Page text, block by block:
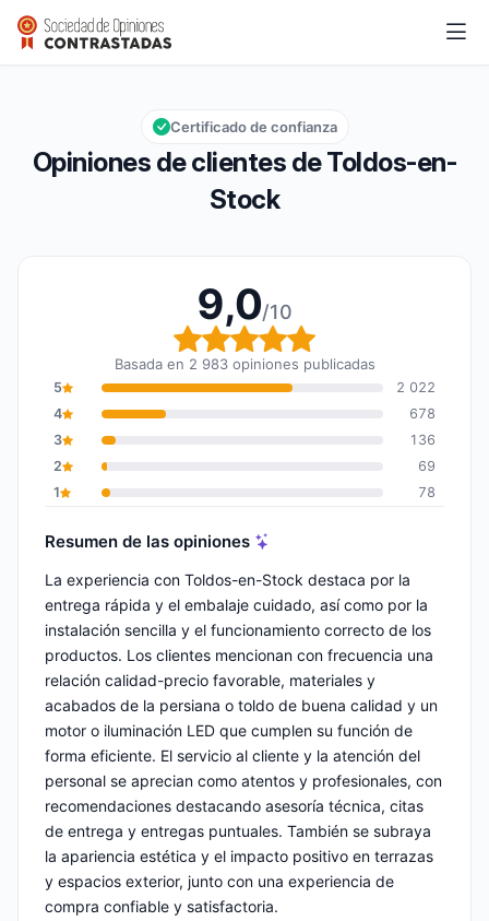
Toldos-en-Stock
Calificación global: 9,0 de 10
9,0/10
Opiniones de clientes de Toldos-en-
Stock
Certificado de confianza
9,0/10
Calificación global: 9,0
Basada en 2 983 opiniones publicadas
5
2 022
4
678
3
136
2
69
1
78
Resumen de las opiniones
La experiencia con Toldos-en-Stock destaca por la
entrega rápida y el embalaje cuidado, así como por la
instalación sencilla y el funcionamiento correcto de los
productos. Los clientes mencionan con frecuencia una
relación calidad-precio favorable, materiales y
acabados de la persiana o toldo de buena calidad y un
motor o iluminación LED que cumplen su función de
forma eficiente. El servicio al cliente y la atención del
personal se aprecian como atentos y profesionales, con
recomendaciones destacando asesoría técnica, citas
de entrega y entregas puntuales. También se subraya
la apariencia estética y el impacto positivo en terrazas
y espacios exterior, junto con una experiencia de
compra confiable y satisfactoria.